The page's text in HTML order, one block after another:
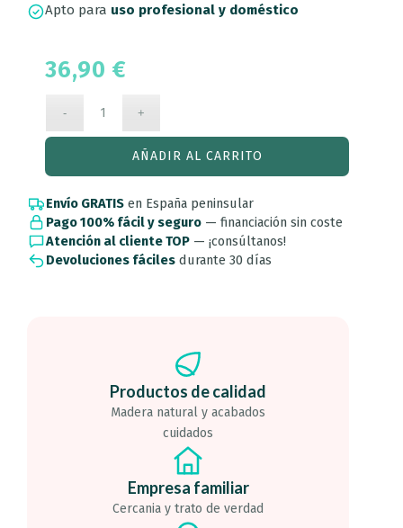
Apto para uso profesional y doméstico
36,90€
AÑADIR AL CARRITO
Envío GRATIS en España peninsular
Pago 100% fácil y seguro — financiación sin coste
Atención al cliente TOP — ¡consúltanos!
Devoluciones fáciles durante 30 días
Productos de calidad
Madera natural y acabados
cuidados
Empresa familiar
Cercania y trato de verdad